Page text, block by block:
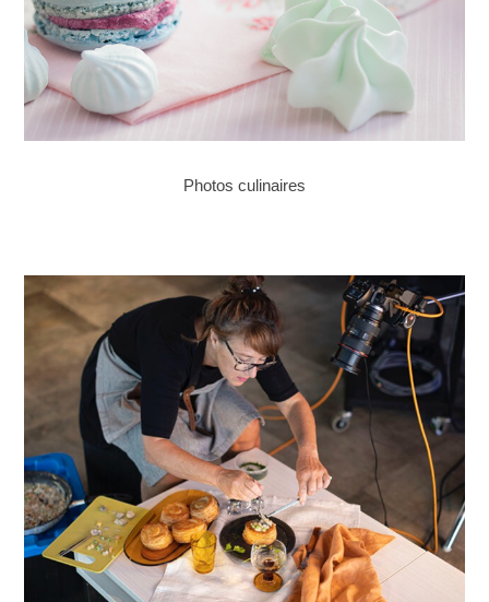
Photos culinaires